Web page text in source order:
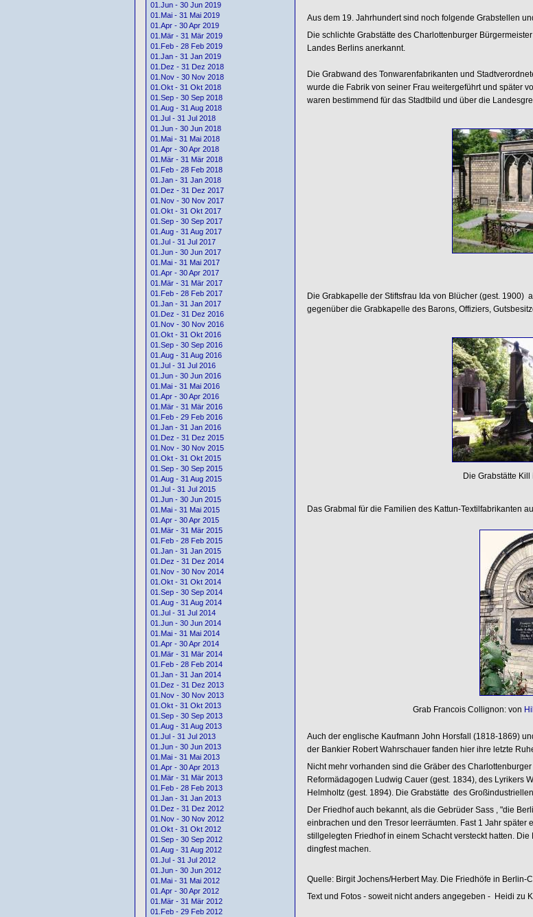
01.Jun - 30 Jun 2019
01.Mai - 31 Mai 2019
01.Apr - 30 Apr 2019
01.Mär - 31 Mär 2019
01.Feb - 28 Feb 2019
01.Jan - 31 Jan 2019
01.Dez - 31 Dez 2018
01.Nov - 30 Nov 2018
01.Okt - 31 Okt 2018
01.Sep - 30 Sep 2018
01.Aug - 31 Aug 2018
01.Jul - 31 Jul 2018
01.Jun - 30 Jun 2018
01.Mai - 31 Mai 2018
01.Apr - 30 Apr 2018
01.Mär - 31 Mär 2018
01.Feb - 28 Feb 2018
01.Jan - 31 Jan 2018
01.Dez - 31 Dez 2017
01.Nov - 30 Nov 2017
01.Okt - 31 Okt 2017
01.Sep - 30 Sep 2017
01.Aug - 31 Aug 2017
01.Jul - 31 Jul 2017
01.Jun - 30 Jun 2017
01.Mai - 31 Mai 2017
01.Apr - 30 Apr 2017
01.Mär - 31 Mär 2017
01.Feb - 28 Feb 2017
01.Jan - 31 Jan 2017
01.Dez - 31 Dez 2016
01.Nov - 30 Nov 2016
01.Okt - 31 Okt 2016
01.Sep - 30 Sep 2016
01.Aug - 31 Aug 2016
01.Jul - 31 Jul 2016
01.Jun - 30 Jun 2016
01.Mai - 31 Mai 2016
01.Apr - 30 Apr 2016
01.Mär - 31 Mär 2016
01.Feb - 29 Feb 2016
01.Jan - 31 Jan 2016
01.Dez - 31 Dez 2015
01.Nov - 30 Nov 2015
01.Okt - 31 Okt 2015
01.Sep - 30 Sep 2015
01.Aug - 31 Aug 2015
01.Jul - 31 Jul 2015
01.Jun - 30 Jun 2015
01.Mai - 31 Mai 2015
01.Apr - 30 Apr 2015
01.Mär - 31 Mär 2015
01.Feb - 28 Feb 2015
01.Jan - 31 Jan 2015
01.Dez - 31 Dez 2014
01.Nov - 30 Nov 2014
01.Okt - 31 Okt 2014
01.Sep - 30 Sep 2014
01.Aug - 31 Aug 2014
01.Jul - 31 Jul 2014
01.Jun - 30 Jun 2014
01.Mai - 31 Mai 2014
01.Apr - 30 Apr 2014
01.Mär - 31 Mär 2014
01.Feb - 28 Feb 2014
01.Jan - 31 Jan 2014
01.Dez - 31 Dez 2013
01.Nov - 30 Nov 2013
01.Okt - 31 Okt 2013
01.Sep - 30 Sep 2013
01.Aug - 31 Aug 2013
01.Jul - 31 Jul 2013
01.Jun - 30 Jun 2013
01.Mai - 31 Mai 2013
01.Apr - 30 Apr 2013
01.Mär - 31 Mär 2013
01.Feb - 28 Feb 2013
01.Jan - 31 Jan 2013
01.Dez - 31 Dez 2012
01.Nov - 30 Nov 2012
01.Okt - 31 Okt 2012
01.Sep - 30 Sep 2012
01.Aug - 31 Aug 2012
01.Jul - 31 Jul 2012
01.Jun - 30 Jun 2012
01.Mai - 31 Mai 2012
01.Apr - 30 Apr 2012
01.Mär - 31 Mär 2012
01.Feb - 29 Feb 2012
Aus dem 19. Jahrhundert sind noch folgende Grabstellen
Die schlichte Grabstätte des Charlottenburger
Landes Berlins anerkannt.
Die Grabwand des Tonwarenfabrikanten und
wurde die Fabrik von seiner Frau weitergeführt und später
waren bestimmend für das Stadtbild und über die
Die Grabkapelle der Stiftsfrau Ida von Blücher (gest. 1900)
gegenüber die Grabkapelle des Barons, Offiziers,
Die Grabstätte
Das Grabmal für die Familien des Kattun-Textilfabrikanten
Grab Francois Collignon: von
Auch der englische Kaufmann John Horsfall (1818-1869)
der Bankier Robert Wahrschauer fanden hier ihre letzte
Nicht mehr vorhanden sind die Gräber des
Reformädagogen Ludwig Cauer (gest. 1834), des Lyrikers
Helmholtz (gest. 1894). Die Grabstätte des
Der Friedhof auch bekannt, als die Gebrüder Sass , "die
einbrachen und den Tresor leerräumten. Fast 1 Jahr
stillgelegten Friedhof in einem Schacht versteckt hatten.
dingfest machen.
Quelle: Birgit Jochens/Herbert May. Die Friedhöfe in Berlin-
Text und Fotos - soweit nicht anders angegeben - Heidi zu